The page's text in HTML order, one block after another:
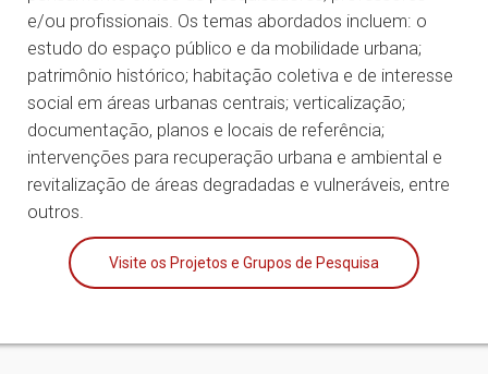
e/ou profissionais. Os temas abordados incluem: o
estudo do espaço público e da mobilidade urbana;
patrimônio histórico; habitação coletiva e de interesse
social em áreas urbanas centrais; verticalização;
documentação, planos e locais de referência;
intervenções para recuperação urbana e ambiental e
revitalização de áreas degradadas e vulneráveis, entre
outros.
Visite os Projetos e Grupos de Pesquisa